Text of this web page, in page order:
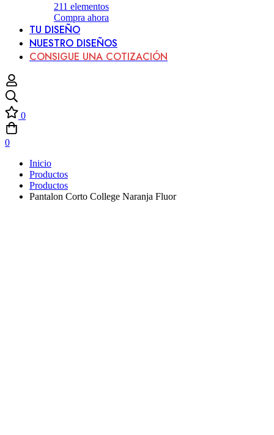
211 elementos
Compra ahora
TU DISEÑO
NUESTRO DISEÑOS
CONSIGUE UNA COTIZACIÓN
0
0
Inicio
Productos
Productos
Pantalon Corto College Naranja Fluor